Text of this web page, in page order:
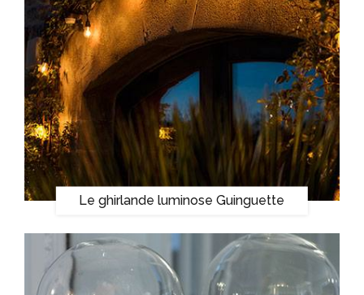
Le ghirlande luminose Guinguette